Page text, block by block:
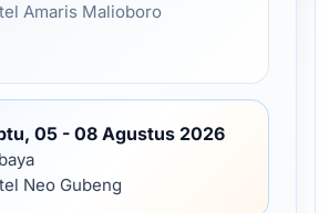
Amaris Malioboro
05 - 08 Agustus 2026
Neo Gubeng